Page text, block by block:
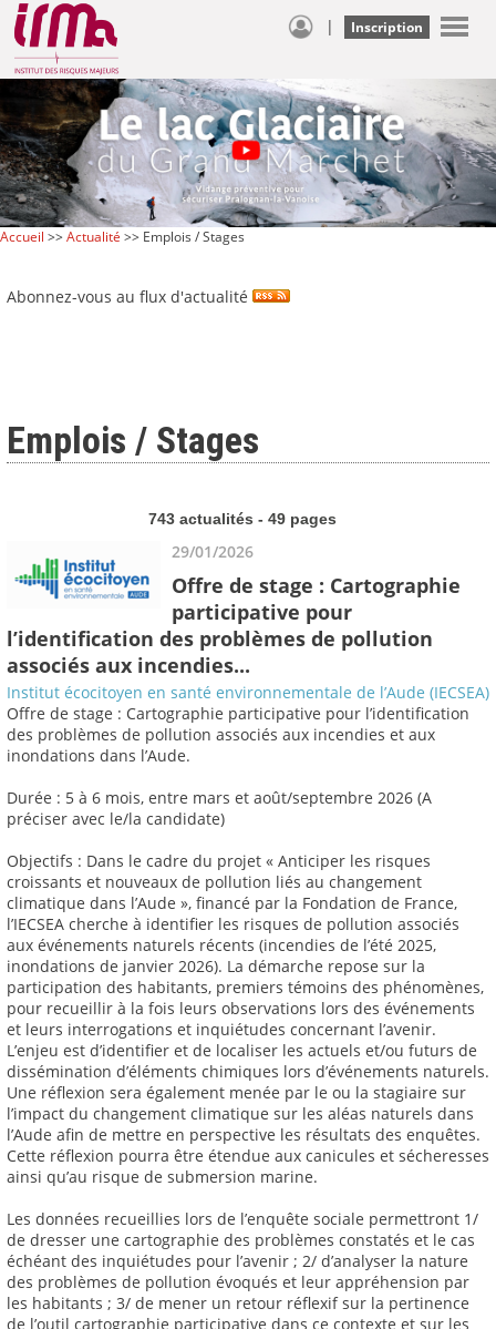
| Inscription
Accueil >>Actualité >> Emplois / Stages
Abonnez-vous au flux d'actualité
Emplois / Stages
743 actualités - 49 pages
29/01/2026
Offre de stage : Cartographie
participative pour
l’identification des problèmes de pollution
associés aux incendies...
Institut écocitoyen en santé environnementale de l’Aude (IECSEA)
Offre de stage : Cartographie participative pour l’identification
des problèmes de pollution associés aux incendies et aux
inondations dans l’Aude.
Durée : 5 à 6 mois, entre mars et août/septembre 2026 (A
préciser avec le/la candidate)
Objectifs : Dans le cadre du projet « Anticiper les risques
croissants et nouveaux de pollution liés au changement
climatique dans l’Aude », financé par la Fondation de France,
l’IECSEA cherche à identifier les risques de pollution associés
aux événements naturels récents (incendies de l’été 2025,
inondations de janvier 2026). La démarche repose sur la
participation des habitants, premiers témoins des phénomènes,
pour recueillir à la fois leurs observations lors des événements
et leurs interrogations et inquiétudes concernant l’avenir.
L’enjeu est d’identifier et de localiser les actuels et/ou futurs de
dissémination d’éléments chimiques lors d’événements naturels.
Une réflexion sera également menée par le ou la stagiaire sur
l’impact du changement climatique sur les aléas naturels dans
l’Aude afin de mettre en perspective les résultats des enquêtes.
Cette réflexion pourra être étendue aux canicules et sécheresses
ainsi qu’au risque de submersion marine.
Les données recueillies lors de l’enquête sociale permettront 1/
de dresser une cartographie des problèmes constatés et le cas
échéant des inquiétudes pour l’avenir ; 2/ d’analyser la nature
des problèmes de pollution évoqués et leur appréhension par
les habitants ; 3/ de mener un retour réflexif sur la pertinence
de l’outil cartographie participative dans ce contexte et sur les